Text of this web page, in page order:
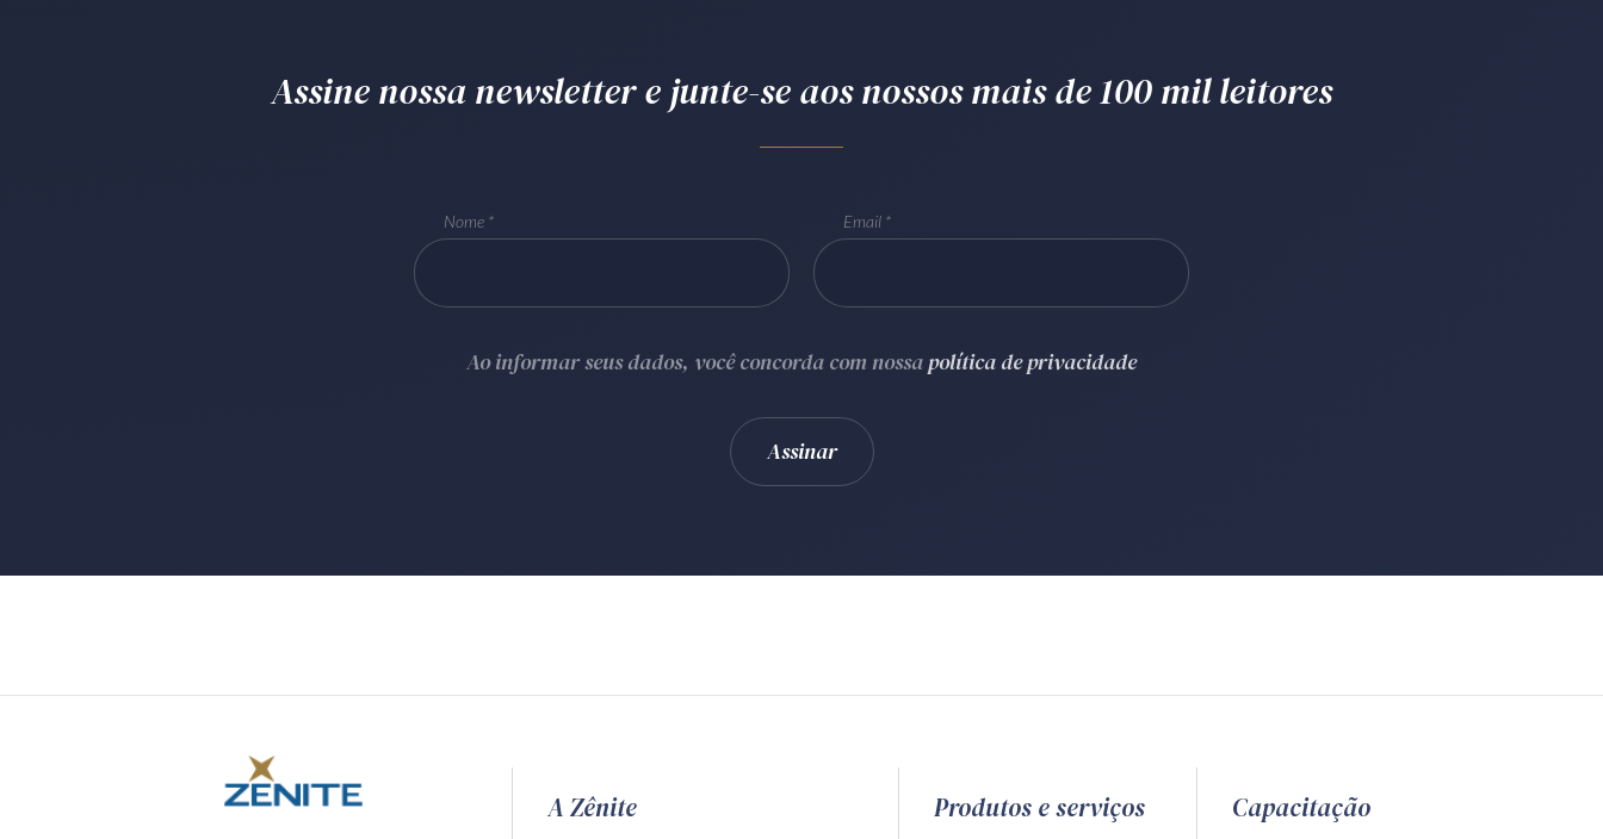
Assine nossa newsletter e junte-se aos nossos mais de 100 mil leitores
Nome Email
Ao informar seus dados, você concorda com nossapolítica de privacidade
A Zênite Produtos e serviços Capacitação